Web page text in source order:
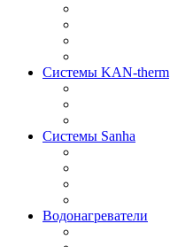
Системы KAN-therm
Системы Sanha
Водонагреватели